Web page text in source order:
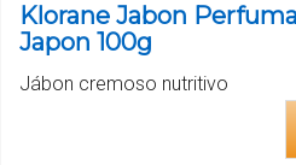
Klorane Jabon
Japon 100g
Jábon cremoso nutritivo